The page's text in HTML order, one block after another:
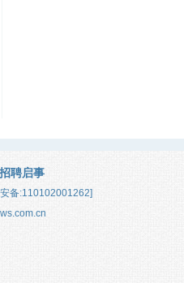
招聘启事
备:110102001262]